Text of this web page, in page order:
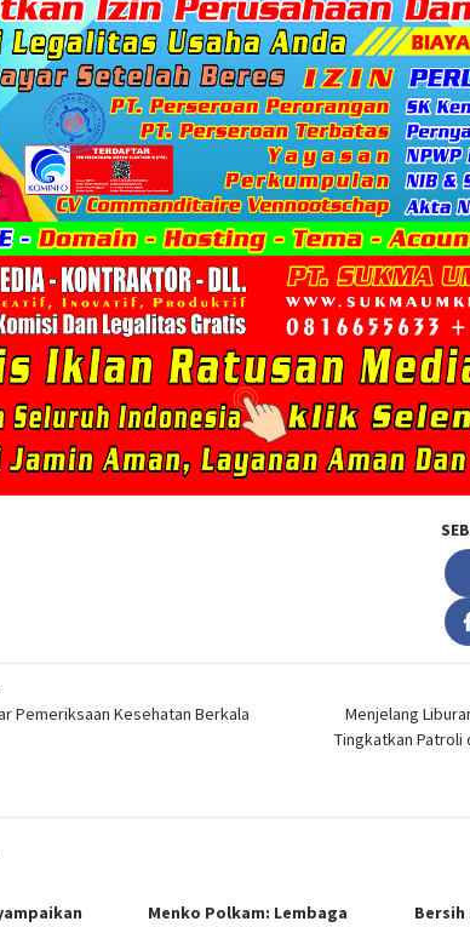
Pemeriksaan Kesehatan Berkala
Menjelang
Tingkatkan Patroli
Menko Polkam: Lembaga
Bersih